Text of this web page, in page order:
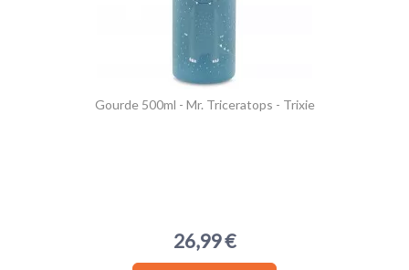
Gourde 500ml - Mr. Triceratops - Trixie
26,99 €